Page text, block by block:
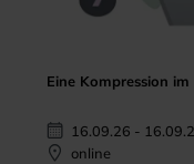
Eine Kompression
16.09.26 -
online